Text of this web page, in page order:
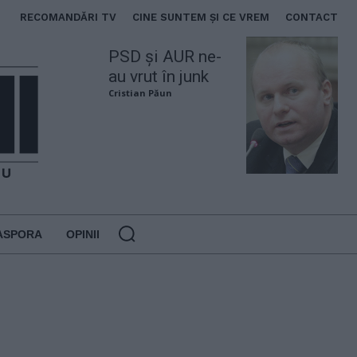
RECOMANDĂRI TV CINE SUNTEM ȘI CE VREM CONTACT
PSD și AUR ne-
au vrut în junk
Cristian Păun
OPINII